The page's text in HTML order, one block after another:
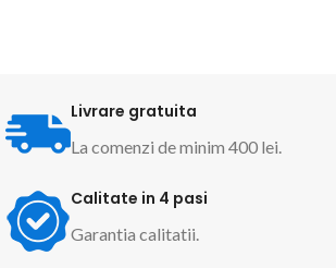
Livrare gratuita
La comenzi de minim 400 lei.
Calitate in 4 pasi
Garantia calitatii.